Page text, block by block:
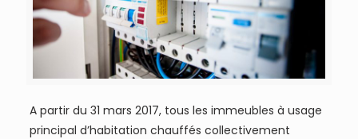
A partir du 31 mars 2017, tous les immeubles à usage
principal d’habitation chauffés collectivement